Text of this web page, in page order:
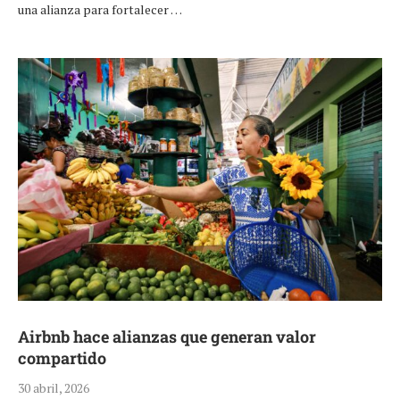
una alianza para fortalecer …
Airbnb hace alianzas que generan valor
compartido
30 abril, 2026